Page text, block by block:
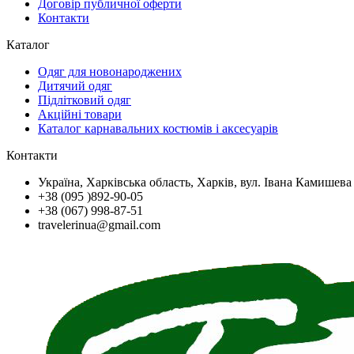
Договір публичної оферти
Контакти
Каталог
Одяг для новонароджених
Дитячий одяг
Підлітковий одяг
Акційні товари
Каталог карнавальних костюмів і аксесуарів
Контакти
Україна, Харківська область, Харків, вул. Івана
+38 (095 )892-90-05
+38 (067) 998-87-51
travelerinua@gmail.com